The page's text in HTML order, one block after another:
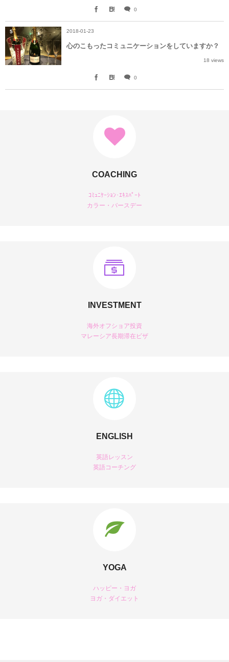
0
2018-01-23
心のこもったコミュニケーションをしていますか？
18 views
0
5
COACHING
ｺﾐｭﾆｹｰｼｮﾝ･ｴｷｽﾊﾟｰﾄ
カラー・バースデー
INVESTMENT
海外オフショア投資
マレーシア長期滞在ビザ
ENGLISH
英語レッスン
英語コーチング
YOGA
ハッピー・ヨガ
ヨガ・ダイエット